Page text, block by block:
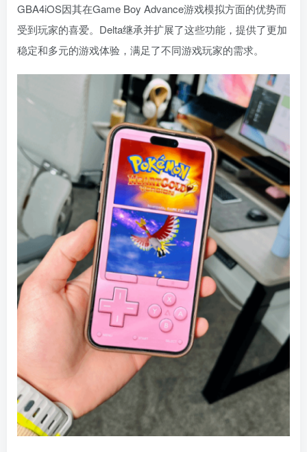
GBA4iOS因其在Game Boy Advance游戏模拟方面的优势而
受到玩家的喜爱。Delta继承并扩展了这些功能，提供了更加
稳定和多元的游戏体验，满足了不同游戏玩家的需求。